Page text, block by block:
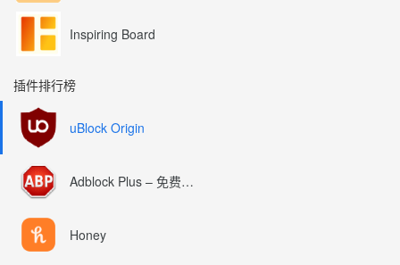
Inspiring Board
插件排行榜
uBlock Origin
Adblock Plus – 免费的广告拦截器
Honey